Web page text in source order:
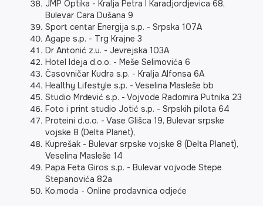
JMP Optika - Kralja Petra I Karadjordjevica 68,
Bulevar Cara Dušana 9
Sport centar Energija s.p. - Srpska 107A
Agape s.p. - Trg Krajne 3
Dr Antonić z.u. - Jevrejska 103A
Hotel Ideja d.o.o. - Meše Selimovića 6
Časovničar Kudra s.p. - Kralja Alfonsa 6A
Healthy Lifestyle s.p. - Veselina Masleše bb
Studio Mrđević s.p. - Vojvode Radomira Putnika 23
Foto i print studio Jotić s.p. - Srpskih pilota 64
Proteini d.o.o. - Vase Glišca 19, Bulevar srpske
vojske 8 (Delta Planet),
Kuprešak - Bulevar srpske vojske 8 (Delta Planet),
Veselina Masleše 14
Papa Feta Giros s.p. - Bulevar vojvode Stepe
Stepanovića 82a
Ko.moda - Online prodavnica odjeće